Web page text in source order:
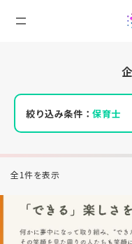
絞り込み条件：保育士
全1件を表示